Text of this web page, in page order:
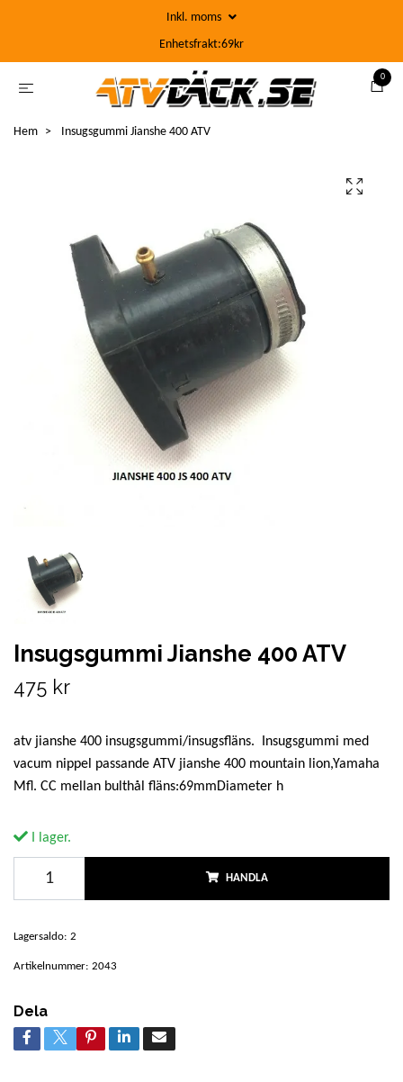
Inkl. moms
Enhetsfrakt:69kr
0
Hem Insugsgummi Jianshe 400 ATV
Insugsgummi Jianshe 400 ATV
475 kr
atv jianshe 400 insugsgummi/insugsfläns. Insugsgummi med
vacum nippel passande ATV jianshe 400 mountain lion,Yamaha
Mfl. CC mellan bulthål fläns:69mmDiameter h
I lager.
HANDLA
Lagersaldo: 2
Artikelnummer: 2043
Dela